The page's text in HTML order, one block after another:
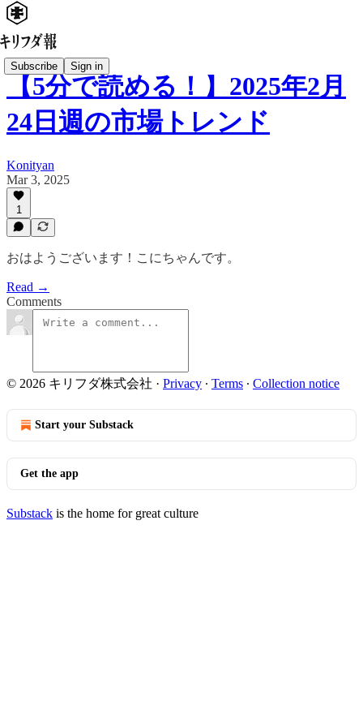
Subscribe Sign in
【5分で読める！】2025年2月
24日週の市場トレンド
Konityan
Mar 3, 2025
1
おはようございます！こにちゃんです。
Read →
Comments
© 2026 キリフダ株式会社 · Privacy ∙ Terms ∙ Collection notice
Start your Substack
Get the app
Substack is the home for great culture